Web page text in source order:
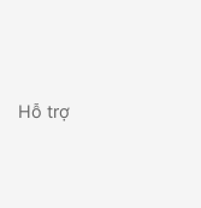
Hỗ trợ